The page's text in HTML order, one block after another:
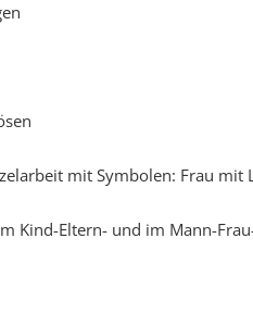
mit Symbolen: Frau mit
Kind-Eltern- und im Mann-